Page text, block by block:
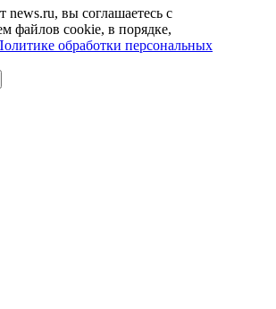
news.ru, вы соглашаетесь с
файлов cookie, в порядке,
обработки персональных